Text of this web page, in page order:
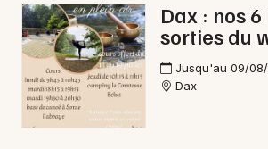
40 - Landes
Mon email
Dax : nos
sorties du
Jusqu'au 09/
Dax